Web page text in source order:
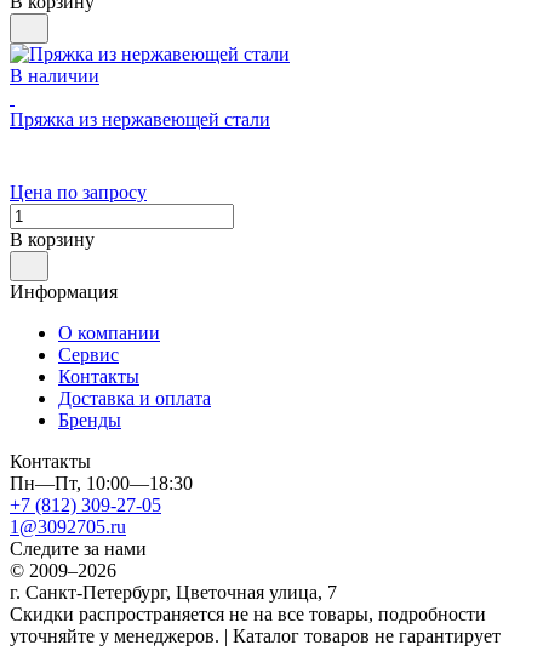
В наличии
Пряжка из нержавеющей стали
Цена по запросу
В корзину
Информация
О компании
Сервис
Контакты
Доставка и оплата
Бренды
Контакты
Пн—Пт, 10:00—18:30
+7 (812) 309-27-05
1@3092705.ru
Следите за нами
© 2009–2026
г. Санкт-Петербург, Цветочная улица, 7
Скидки распространяется не на все товары, подробности
уточняйте у менеджеров. | Каталог товаров не гарантирует